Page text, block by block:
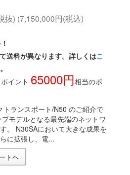
抜) (7,150,000円(税込)
送料が異なります。詳しくはこ
イント 65000円相当のポ
ランスポート/N50 のご紹介で
モデルとなる最先端のネットワ
。 N30SAにおいて大きな成果を
に拡張し、電...